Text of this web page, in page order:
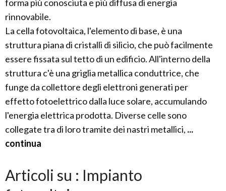
forma più conosciuta e più diffusa di energia
rinnovabile.
La cella fotovoltaica, l'elemento di base, è una
struttura piana di cristalli di silicio, che può facilmente
essere fissata sul tetto di un edificio. All'interno della
struttura c'è una griglia metallica conduttrice, che
funge da collettore degli elettroni generati per
effetto fotoelettrico dalla luce solare, accumulando
l'energia elettrica prodotta. Diverse celle sono
collegate tra di loro tramite dei nastri metallici, ...
continua
Articoli su : Impianto